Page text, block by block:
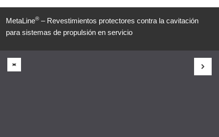
MetaLine® – Revestimientos protectores contra la cavitación
para sistemas de propulsión en servicio